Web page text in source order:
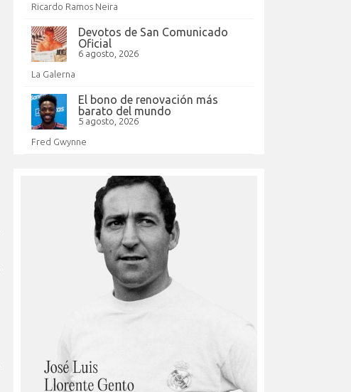
Ricardo Ramos Neira
Devotos de San Comunicado
Oficial
6 agosto, 2026
La Galerna
El bono de renovación más
barato del mundo
5 agosto, 2026
Fred Gwynne